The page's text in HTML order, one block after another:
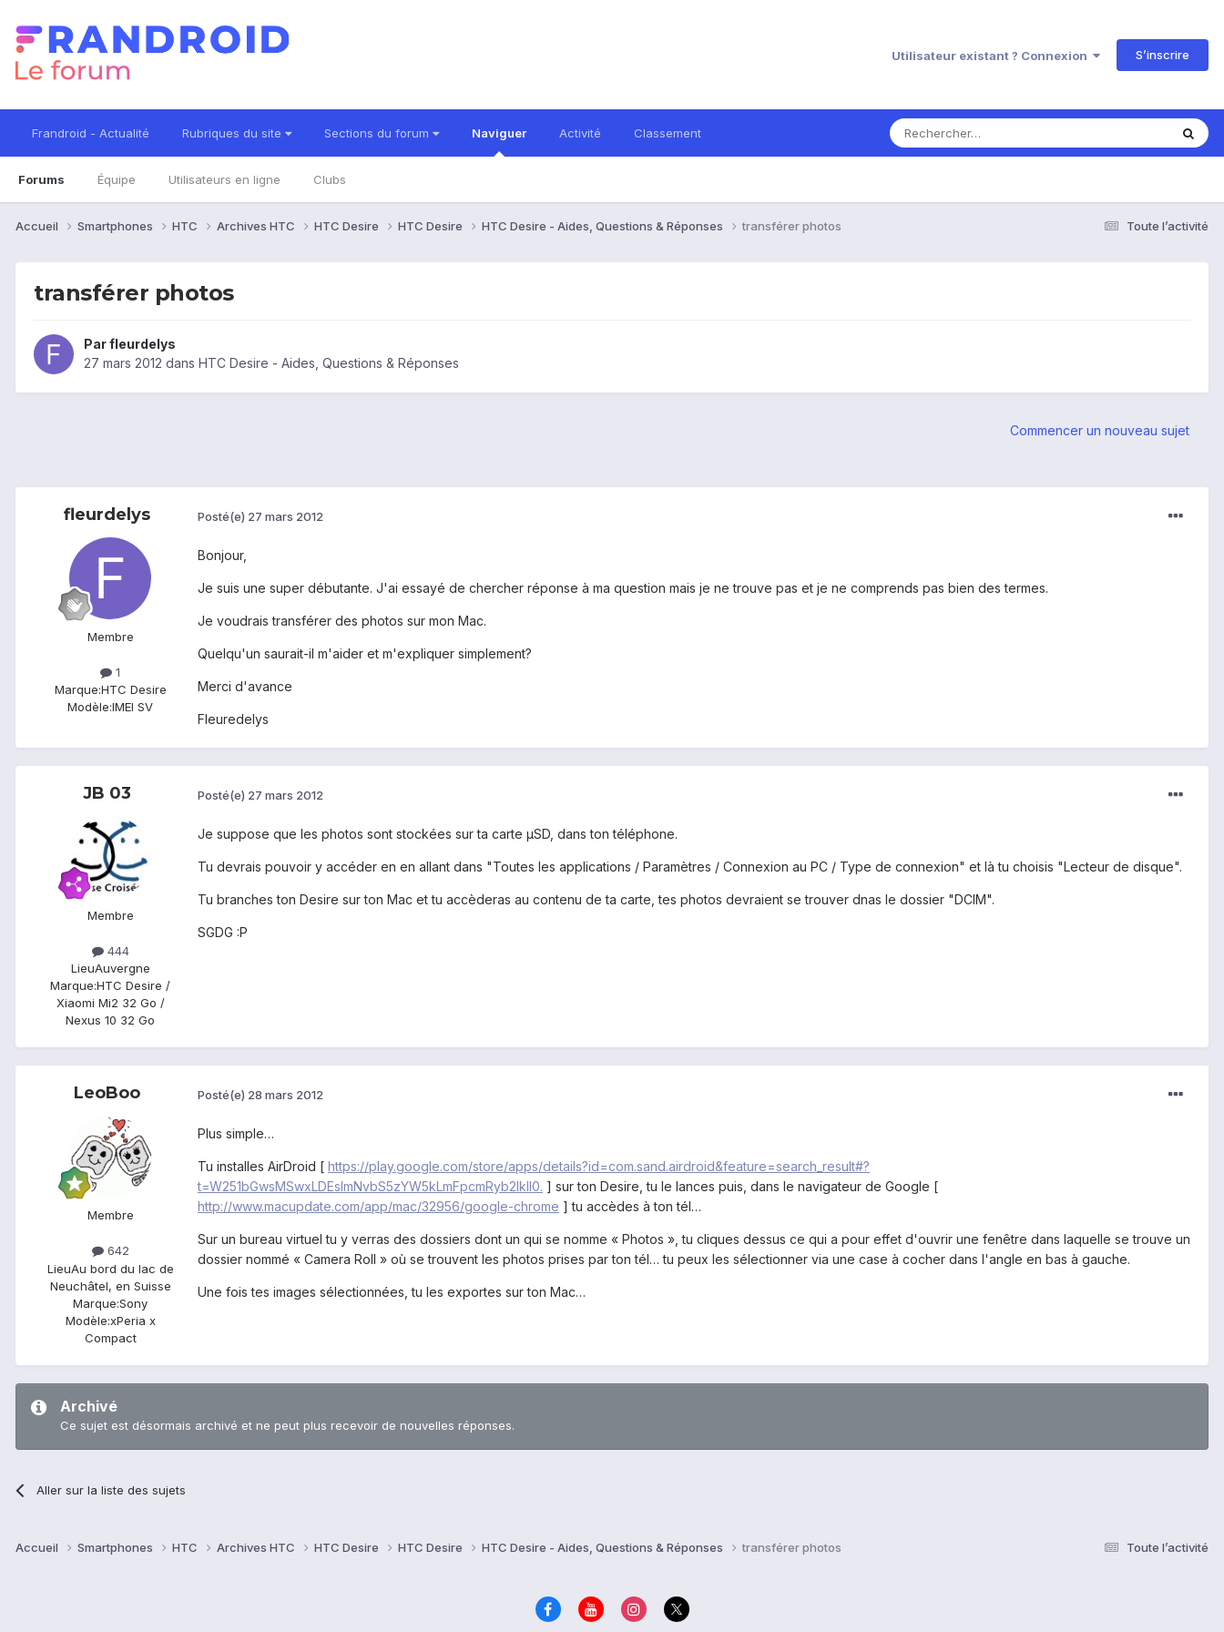
Utilisateur existant ? Connexion S’inscrire
Frandroid - Actualité Rubriques du site Sections du forum Naviguer
Forums Équipe Utilisateurs en ligne Clubs
Activité Classement
Toute l’activité
Accueil Smartphones HTC Archives HTC HTC Desire HTC Desire HTC Desire - Aides, Questions & Réponses transférer photos
transférer photos
Parfleurdelys
27 mars 2012 dans HTC Desire - Aides, Questions & Réponses
Commencer un nouveau sujet
fleurdelys
Membre
1
Marque:HTC Desire
Modèle:IMEI SV
Posté(e) 27 mars 2012
Bonjour,
Je suis une super débutante. J'ai essayé de chercher réponse à ma question mais je ne trouve pas et je ne comprends pas bien des termes.
Je voudrais transférer des photos sur mon Mac.
Quelqu'un saurait-il m'aider et m'expliquer simplement?
Merci d'avance
Fleuredelys
JB 03
Membre
444
LieuAuvergne
Marque:HTC Desire /
Xiaomi Mi2 32 Go /
Nexus 10 32 Go
Posté(e) 27 mars 2012
Je suppose que les photos sont stockées sur ta carte µSD, dans ton téléphone.
Tu devrais pouvoir y accéder en en allant dans "Toutes les applications / Paramètres / Connexion au PC / Type de connexion" et là tu choisis "Lecteur de disque".
Tu branches ton Desire sur ton Mac et tu accèderas au contenu de ta carte, tes photos devraient se trouver dnas le dossier "DCIM".
SGDG :P
LeoBoo
Membre
642
LieuAu bord du lac de
Neuchâtel, en Suisse
Marque:Sony
Modèle:xPeria x
Compact
Posté(e) 28 mars 2012
Plus simple…
Tu installes AirDroid [ https://play.google.com/store/apps/details?id=com.sand.airdroid&feature=search_result#?
t=W251bGwsMSwxLDEsImNvbS5zYW5kLmFpcmRyb2lkIl0. ] sur ton Desire, tu le lances puis, dans le navigateur de Google [
http://www.macupdate.com/app/mac/32956/google-chrome ] tu accèdes à ton tél…
Sur un bureau virtuel tu y verras des dossiers dont un qui se nomme « Photos », tu cliques dessus ce qui a pour effet d'ouvrir une fenêtre dans laquelle se trouve un
dossier nommé « Camera Roll » où se trouvent les photos prises par ton tél… tu peux les sélectionner via une case à cocher dans l'angle en bas à gauche.
Une fois tes images sélectionnées, tu les exportes sur ton Mac…
Archivé
Ce sujet est désormais archivé et ne peut plus recevoir de nouvelles réponses.
Aller sur la liste des sujets
Toute l’activité
Accueil Smartphones HTC Archives HTC HTC Desire HTC Desire HTC Desire - Aides, Questions & Réponses transférer photos